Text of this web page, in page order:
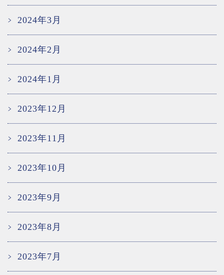
2024年3月
2024年2月
2024年1月
2023年12月
2023年11月
2023年10月
2023年9月
2023年8月
2023年7月